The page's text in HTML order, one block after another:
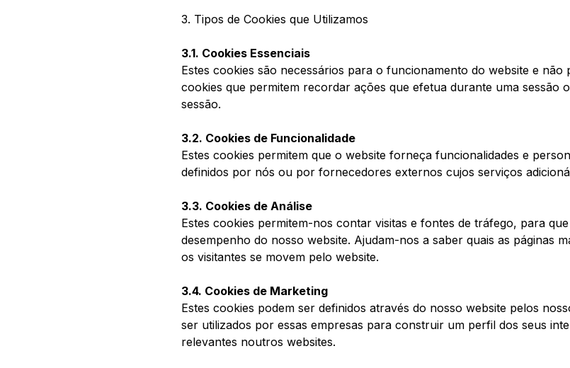
3. Tipos de Cookies que Utilizamos
3.1. Cookies Essenciais
Estes cookies são necessários para o funcionamento do website e não
cookies que permitem recordar ações que efetua durante uma sessão
sessão.
3.2. Cookies de Funcionalidade
Estes cookies permitem que o website forneça funcionalidades e
definidos por nós ou por fornecedores externos cujos serviços
3.3. Cookies de Análise
Estes cookies permitem-nos contar visitas e fontes de tráfego, para
desempenho do nosso website. Ajudam-nos a saber quais as páginas
os visitantes se movem pelo website.
3.4. Cookies de Marketing
Estes cookies podem ser definidos através do nosso website pelos
ser utilizados por essas empresas para construir um perfil dos seus
relevantes noutros websites.